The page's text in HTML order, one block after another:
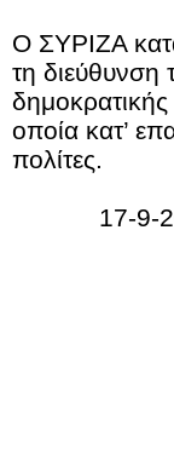
Ο ΣΥΡΙΖΑ
τη διεύθυνση
οποία κατ’
πολίτες.
17-9-